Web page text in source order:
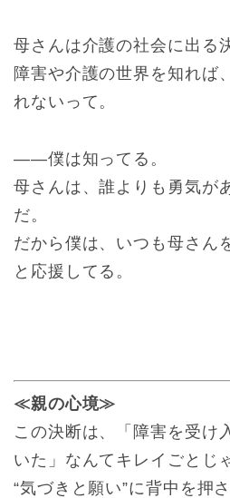
母さんは介護の社会に出る
障害や介護の世界を知れば
れないって。
――僕は知ってる。
母さんは、誰よりも勇気が
だ。
だから僕は、いつも母さん
と応援してる。
≪親の心境≫
この決断は、「障害を受け
いた」なんてキレイごとじ
“気づきと願い”に背中を押